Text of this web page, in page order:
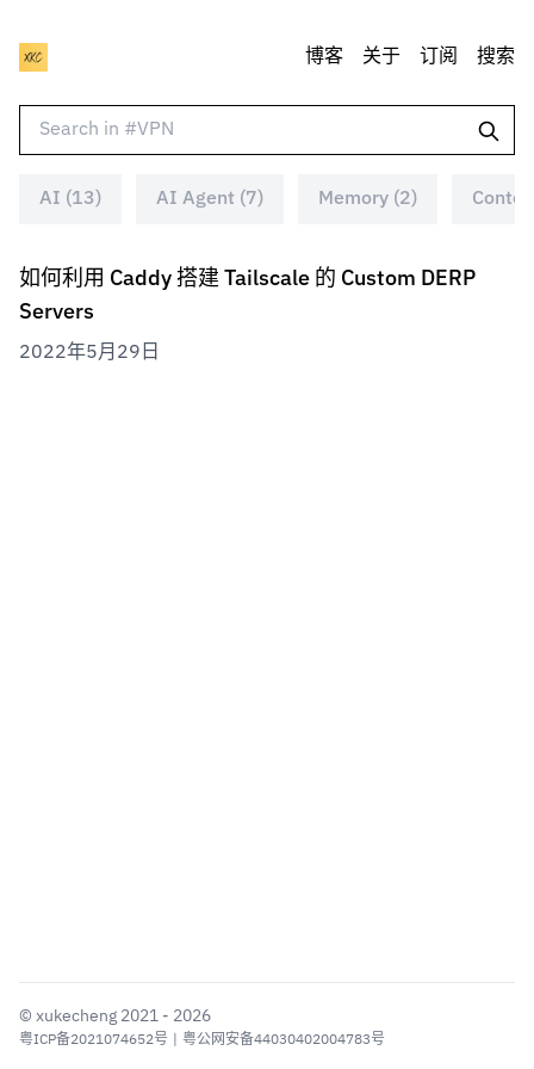
博客 关于 订阅 搜索
AI (13) AI Agent (7) Memory (2)
如何利用 Caddy 搭建 Tailscale 的 Custom DERP
Servers
2022年5月29日
© xukecheng 2021 - 2026
粤ICP备2021074652号 粤公网安备44030402004783号